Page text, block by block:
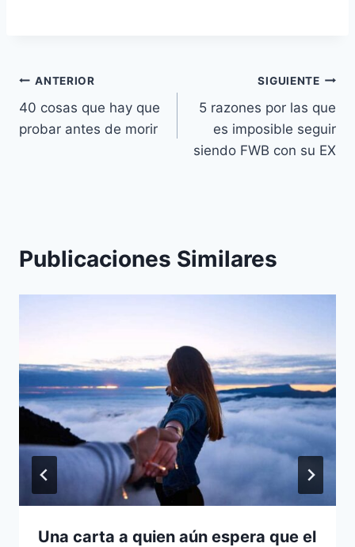
Navegación
de
ANTERIOR
40 cosas que hay que
probar antes de morir
SIGUIENTE
5 razones por las que
es imposible seguir
siendo FWB con su EX
Publicaciones Similares
Una carta a quien aún espera que el